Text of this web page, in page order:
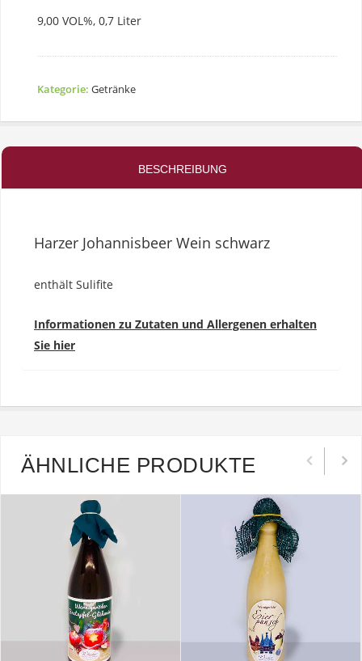
9,00 VOL%, 0,7 Liter
Kategorie: Getränke
BESCHREIBUNG
Harzer Johannisbeer Wein schwarz
enthält Sulifite
Informationen zu Zutaten und Allergenen erhalten
Sie hier
ÄHNLICHE PRODUKTE